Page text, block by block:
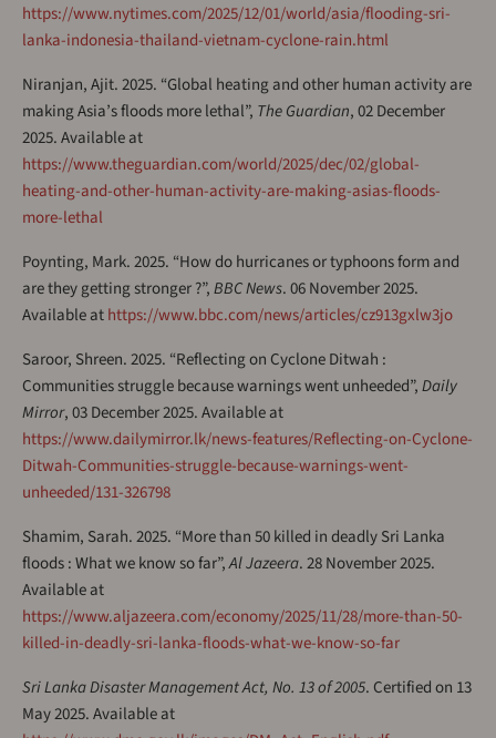
https://www.nytimes.com/2025/12/01/world/asia/flooding-sri-
lanka-indonesia-thailand-vietnam-cyclone-rain.html
Niranjan, Ajit. 2025. “Global heating and other human activity are
making Asia’s floods more lethal”, The Guardian, 02 December
2025. Available at
https://www.theguardian.com/world/2025/dec/02/global-
heating-and-other-human-activity-are-making-asias-floods-
more-lethal
Poynting, Mark. 2025. “How do hurricanes or typhoons form and
are they getting stronger ?”,BBC News. 06 November 2025.
Available athttps://www.bbc.com/news/articles/cz913gxlw3jo
Saroor, Shreen. 2025. “Reflecting on Cyclone Ditwah :
Communities struggle because warnings went unheeded”,Daily
Mirror, 03 December 2025. Available at
https://www.dailymirror.lk/news-features/Reflecting-on-Cyclone-
Ditwah-Communities-struggle-because-warnings-went-
unheeded/131-326798
Shamim, Sarah. 2025. “More than 50 killed in deadly Sri Lanka
floods : What we know so far”,Al Jazeera. 28 November 2025.
Available at
https://www.aljazeera.com/economy/2025/11/28/more-than-50-
killed-in-deadly-sri-lanka-floods-what-we-know-so-far
Sri Lanka Disaster Management Act, No. 13 of 2005. Certified on 13
May 2025. Available at